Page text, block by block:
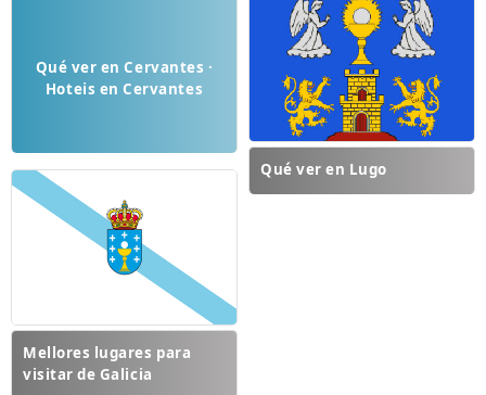
Qué ver en Cervantes ·
Hoteis en Cervantes
Qué ver en Lugo
Mellores lugares para
visitar de Galicia